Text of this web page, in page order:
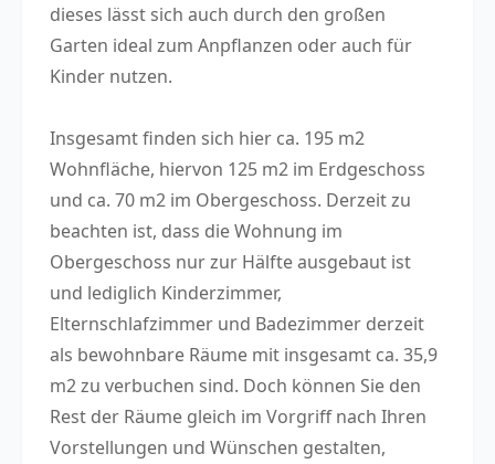
dieses lässt sich auch durch den großen
Garten ideal zum Anpflanzen oder auch für
Kinder nutzen.
Insgesamt finden sich hier ca. 195 m2
Wohnfläche, hiervon 125 m2 im Erdgeschoss
und ca. 70 m2 im Obergeschoss. Derzeit zu
beachten ist, dass die Wohnung im
Obergeschoss nur zur Hälfte ausgebaut ist
und lediglich Kinderzimmer,
Elternschlafzimmer und Badezimmer derzeit
als bewohnbare Räume mit insgesamt ca. 35,9
m2 zu verbuchen sind. Doch können Sie den
Rest der Räume gleich im Vorgriff nach Ihren
Vorstellungen und Wünschen gestalten,